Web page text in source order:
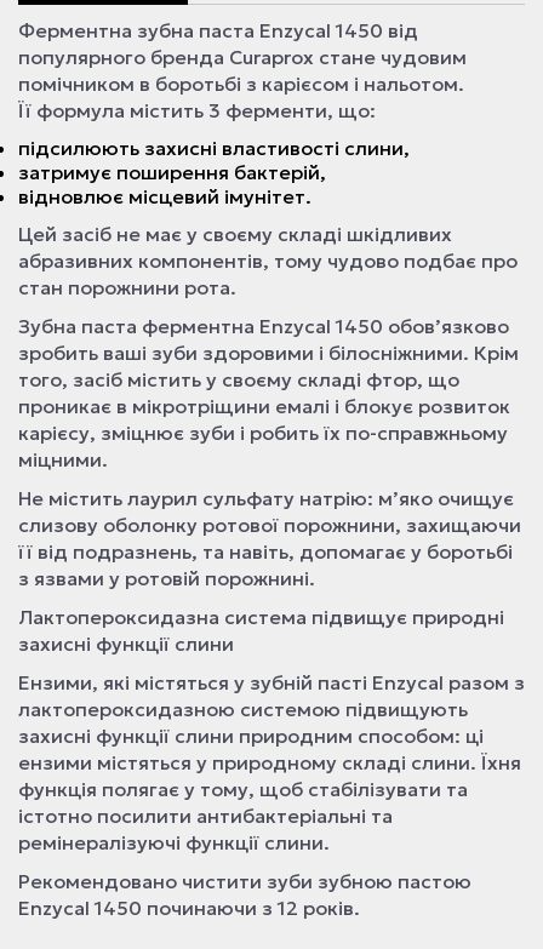
Ферментна зубна паста Enzycal 1450 від
популярного бренда Curaprox стане чудовим
помічником в боротьбі з карієсом і нальотом.
Її формула містить 3 ферменти, що:
підсилюють захисні властивості слини,
затримує поширення бактерій,
відновлює місцевий імунітет.
Цей засіб не має у своєму складі шкідливих
абразивних компонентів, тому чудово подбає про
стан порожнини рота.
Зубна паста ферментна Enzycal 1450 обов’язково
зробить ваші зуби здоровими і білосніжними. Крім
того, засіб містить у своєму складі фтор, що
проникає в мікротріщини емалі і блокує розвиток
карієсу, зміцнює зуби і робить їх по-справжньому
міцними.
Не містить лаурил сульфату натрію: м’яко очищує
слизову оболонку ротової порожнини, захищаючи
її від подразнень, та навіть, допомагає у боротьбі
з язвами у ротовій порожнині.
Лактопероксидазна система підвищує природні
захисні функції слини
Ензими, які містяться у зубній пасті Enzycal разом з
лактопероксидазною системою підвищують
захисні функції слини природним способом: ці
ензими містяться у природному складі слини. Їхня
функція полягає у тому, щоб стабілізувати та
істотно посилити антибактеріальні та
ремінералізуючі функції слини.
Рекомендовано чистити зуби зубною пастою
Enzycal 1450 починаючи з 12 років.